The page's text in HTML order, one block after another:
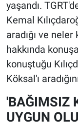
yaşandı.
Kemal
aradığı ve neler
hakkında
konuştuğu
Köksal'ı
'BAĞIMSIZ
UYGUN